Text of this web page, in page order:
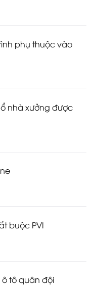
phụ thuộc vào
nhà xưởng được
buộc PVI
ô tô quân đội